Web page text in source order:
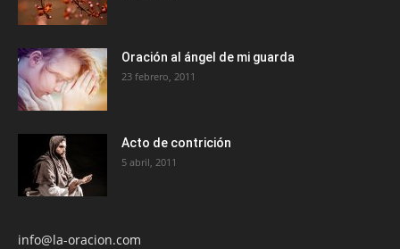
Oración al ángel de mi guarda
23 febrero, 2011
Acto de contrición
5 abril, 2011
info@la-oracion.com